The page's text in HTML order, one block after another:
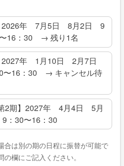
2026年 7月5日 8月2日 9
16：30 → 残り1名
2027年 1月10日 2月7日
〜16：30 → キャンセル待
2期】2027年 4月4日 5月
：30〜16：30
合は別の期の日程に振替が可能で
欄にご記入ください。